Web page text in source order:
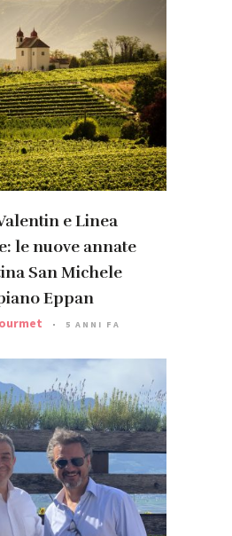
e Linea
le nuove annate
San Michele
Eppan
5 ANNI FA